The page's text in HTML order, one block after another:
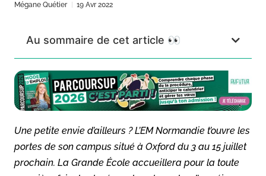
Mégane Quétier 19 Avr 2022
Au sommaire de cet article 👀
Une petite envie d’ailleurs ? L’EM Normandie t’ouvre les
portes de son campus situé à Oxford du 3 au 15 juillet
prochain. La Grande École accueillera pour la toute